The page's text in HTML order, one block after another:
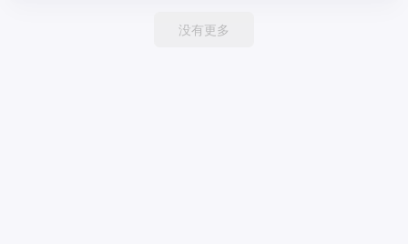
没有更多